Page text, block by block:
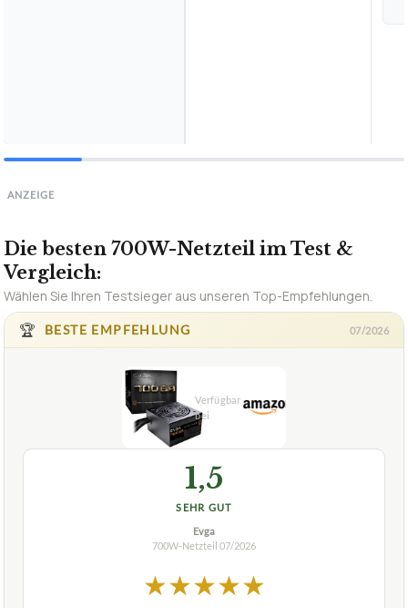
ANZEIGE
Die besten 700W-Netzteil im Test &
Wählen Sie Ihren Testsieger aus unseren Top-Empfehlungen.
BESTE EMPFEHLUNG
1,5